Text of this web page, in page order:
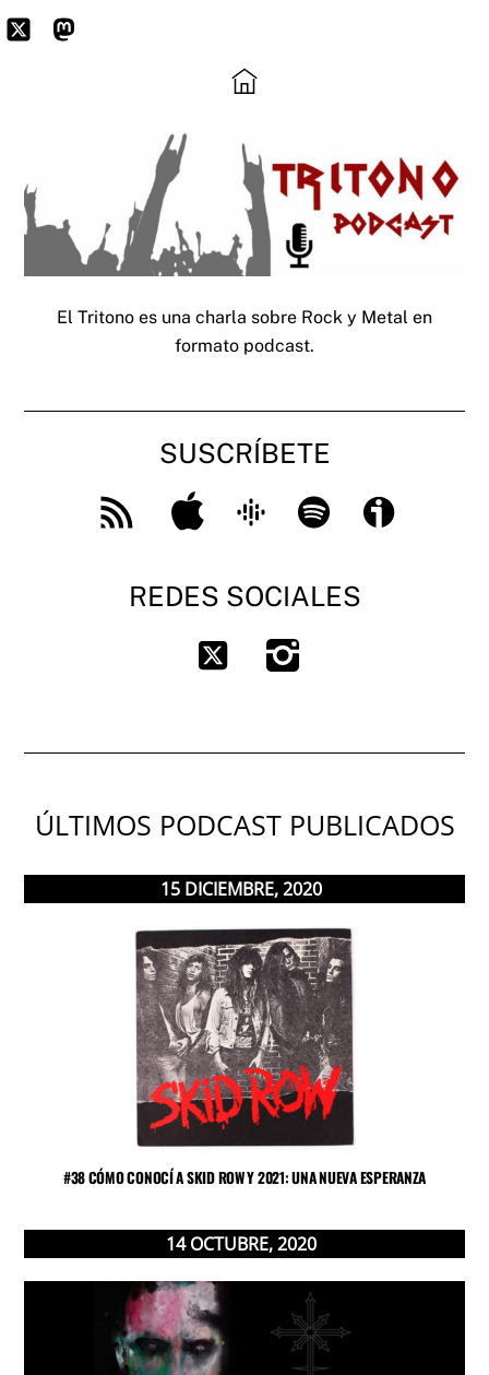
Skip
to
Icon
Mastodon
El Tritono es una charla sobre Rock y Metal en
formato podcast.
SUSCRÍBETE
Feed
Apple
Google
Spotify Ivoox
REDES SOCIALES
Twitter Instagram
ÚLTIMOS PODCAST PUBLICADOS
15 DICIEMBRE,2020
#38 CÓMO CONOCÍ A SKID ROW Y 2021: UNA NUEVA ESPERANZA
14 OCTUBRE,2020